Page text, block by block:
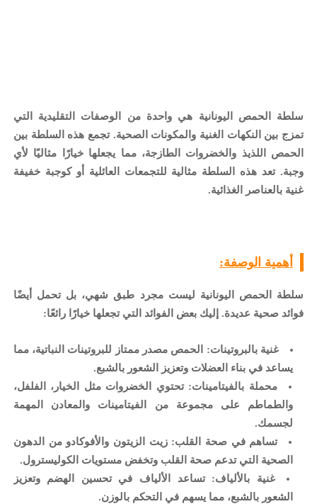
سلطة الحمص اليونانية هي واحدة من الوصفات التقليدية التي
تمزج بين النكهات الغنية والمكونات الصحية. تجمع هذه السلطة بين
الحمص اللذيذ والخضروات الطازجة، مما يجعلها خيارًا مثاليًا لأي
وجبة. تعد هذه السلطة مثالية للتجمعات العائلية أو كوجبة خفيفة
غنية بالعناصر الغذائية.
أهمية الوصفة:
سلطة الحمص اليونانية ليست مجرد طبق شهي، بل تحمل أيضًا
فوائد صحية عديدة. إليك بعض الفوائد التي تجعلها خيارًا رائعًا:
غنية بالبروتينات: الحمص مصدر ممتاز للبروتينات النباتية، مما
يساعد في بناء العضلات وتعزيز الشعور بالشبع.
محملة بالفيتامينات: تحتوي الخضروات مثل الخيار، الفلفل،
والطماطم على مجموعة من الفيتامينات والمعادن المهمة
لجسمك.
تساهم في صحة القلب: زيت الزيتون والأفوكادو من الدهون
الصحية التي تدعم صحة القلب وتخفض مستويات الكوليسترول.
غنية بالألياف: تساعد الألياف في تحسين الهضم وتعزيز
الشعور بالشبع، مما يسهم في التحكم بالوزن.